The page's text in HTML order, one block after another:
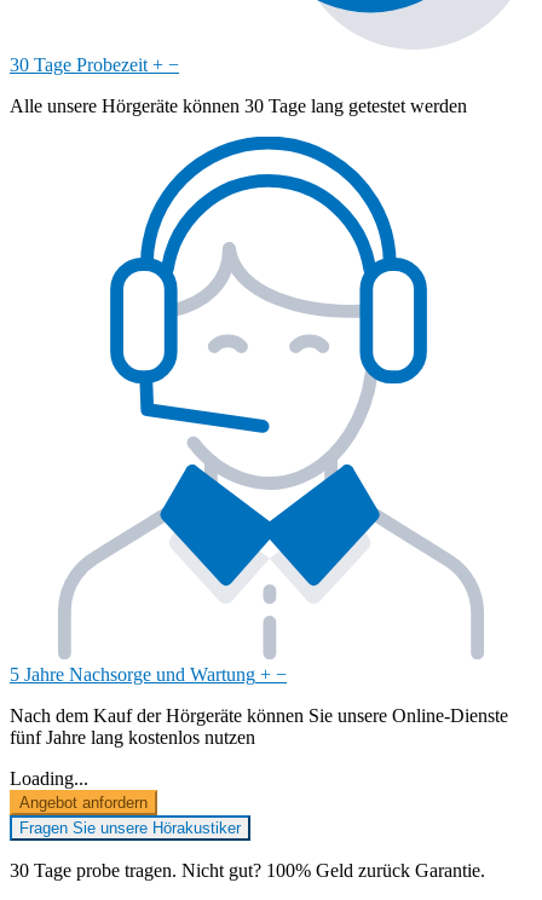
30 Tage Probezeit + −
Alle unsere Hörgeräte können 30 Tage lang getestet werden
5 Jahre Nachsorge und Wartung + −
Nach dem Kauf der Hörgeräte können Sie unsere Online-Dienste
fünf Jahre lang kostenlos nutzen
Loading...
Angebot anfordern
Fragen Sie unsere Hörakustiker
30 Tage probe tragen. Nicht gut? 100% Geld zurück Garantie.